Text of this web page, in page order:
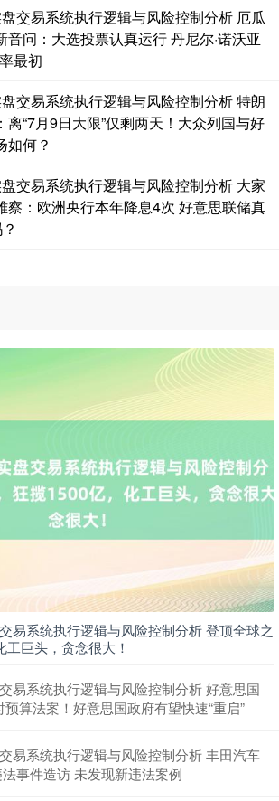
229.69
3940.04 +39.68 +1.02%
交易系统执行逻辑与风险控制分析 厄瓜
音问：大选投票认真运行 丹尼尔·诺沃亚
最初
交易系统执行逻辑与风险控制分析 特朗
“7月9日大限”仅剩两天！大众列国与好
如何？
交易系统执行逻辑与风险控制分析 大家
察：欧洲央行本年降息4次 好意思联储真
易系统执行逻辑与风险控制分析 登顶全球之
巨头，贪念很大！
易系统执行逻辑与风险控制分析 好意思国
算法案！好意思国政府有望快速“重启”
易系统执行逻辑与风险控制分析 丰田汽车
事件造访 未发现新违法案例